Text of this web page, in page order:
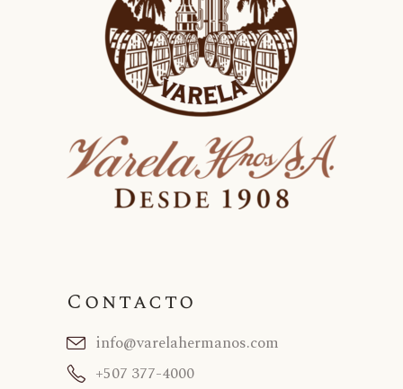
Contacto
info@varelahermanos.com
+507 377-4000